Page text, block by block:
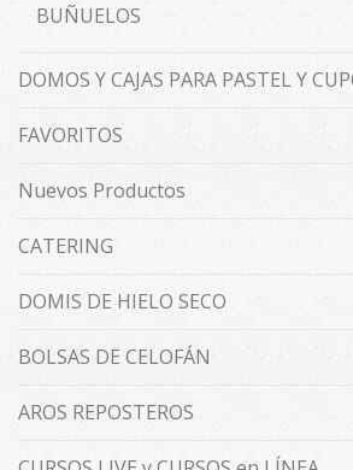
BUÑUELOS
DOMOS Y CAJAS PARA PASTEL Y
FAVORITOS
Nuevos Productos
CATERING
DOMIS DE HIELO SECO
BOLSAS DE CELOFÁN
AROS REPOSTEROS